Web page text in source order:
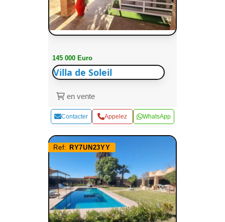
145 000 Euro
Villa de Soleil
en vente
Contacter Appelez WhatsApp
Ref: RY7UN23YY